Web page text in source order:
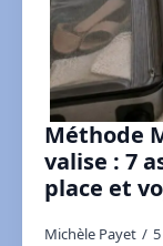
Méthode
valise : 7
place et
Michèle Payet